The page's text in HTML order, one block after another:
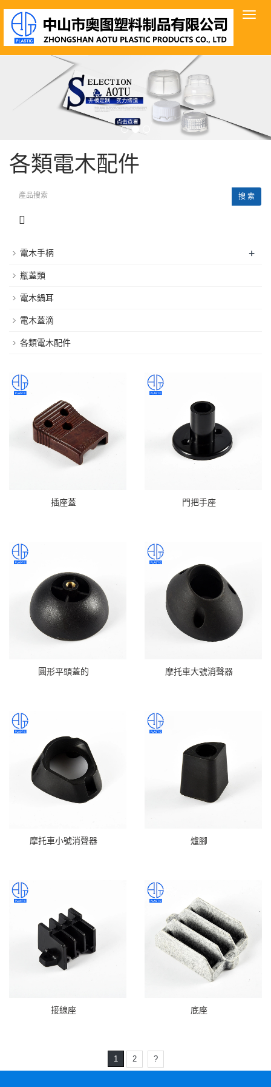
導
各類電木配件
搜 索
電木手柄 +
瓶蓋類
電木鍋耳
電木蓋滴
各類電木配件
插座蓋 門把手座
圓形平頭蓋的 摩托車大號消聲器
摩托車小號消聲器 爐腳
接線座 底座
1 2 ?